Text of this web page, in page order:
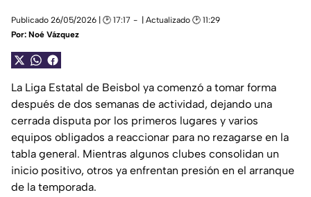
Publicado 26/05/2026 | 🕑 17:17
| Actualizado 🕑 11:29
Por: Noé Vázquez
La Liga Estatal de Beisbol ya comenzó a tomar forma
después de dos semanas de actividad, dejando una
cerrada disputa por los primeros lugares y varios
equipos obligados a reaccionar para no rezagarse en la
tabla general. Mientras algunos clubes consolidan un
inicio positivo, otros ya enfrentan presión en el arranque
de la temporada.